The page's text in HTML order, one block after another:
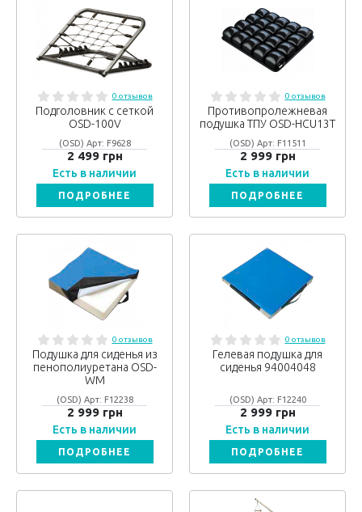
0 отзывов
Подголовник с сеткой
OSD-100V
(OSD) Арт: F9628
2 499 грн
Есть в наличии
ПОДРОБНЕЕ
0 отзывов
Противопролежневая
подушка ТПУ OSD-HCU13T
(OSD) Арт: F11511
2 999 грн
Есть в наличии
ПОДРОБНЕЕ
0 отзывов
Подушка для сиденья из
пенополиуретана OSD-
WM
(OSD) Арт: F12238
2 999 грн
Есть в наличии
ПОДРОБНЕЕ
0 отзывов
Гелевая подушка для
сиденья 94004048
(OSD) Арт: F12240
2 999 грн
Есть в наличии
ПОДРОБНЕЕ